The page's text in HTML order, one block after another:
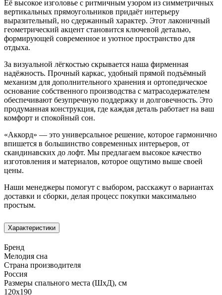
Её высокое изголовье с ритмичным узором из симметричных
вертикальных прямоугольников придаёт интерьеру
выразительный, но сдержанный характер. Этот лаконичный
геометрический акцент становится ключевой деталью,
формирующей современное и уютное пространство для
отдыха.
За визуальной лёгкостью скрывается наша фирменная
надёжность. Прочный каркас, удобный прямой подъёмный
механизм для дополнительного хранения и ортопедическое
основание собственного производства с матрасодержателем
обеспечивают безупречную поддержку и долговечность. Это
продуманная конструкция, где каждая деталь работает на ваш
комфорт и спокойный сон.
«Аккорд» — это универсальное решение, которое гармонично
впишется в большинство современных интерьеров, от
скандинавских до лофт. Мы предлагаем высокое качество
изготовления и материалов, которое ощутимо выше своей
цены.
Наши менеджеры помогут с выбором, расскажут о вариантах
доставки и сборки, делая процесс покупки максимально
простым.
Характеристики
Бренд
Мелодия сна
Страна производителя
Россия
Размеры спального места (ШхД), см
120х190